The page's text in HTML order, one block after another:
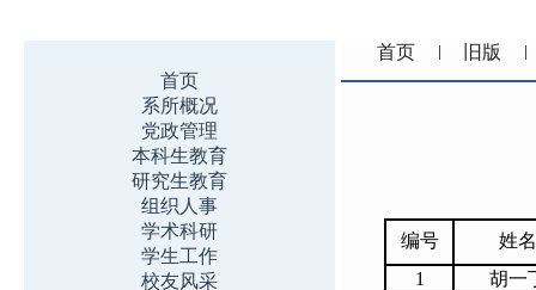
首页
系所概况
党政管理
本科生教育
研究生教育
组织人事
学术科研
学生工作
校友风采
首页 旧版
编号
姓名
1
胡一